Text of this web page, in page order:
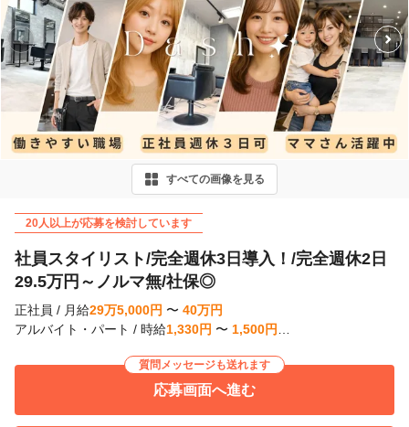
すべての画像を見る
20人以上が応募を検討しています
社員スタイリスト/完全週休3日導入！/完全週休2日
29.5万円～ノルマ無/社保◎
正社員 / 月給29万5,000円 〜 40万円
アルバイト・パート / 時給1,330円 〜 1,500円 …
質問メッセージも送れます
応募画面へ進む